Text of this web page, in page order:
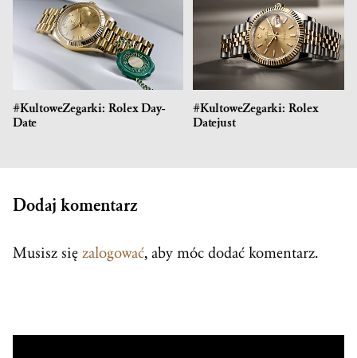
#KultoweZegarki: Rolex Day-
Date
#KultoweZegarki: Rolex
Datejust
Dodaj komentarz
Musisz się zalogować, aby móc dodać komentarz.